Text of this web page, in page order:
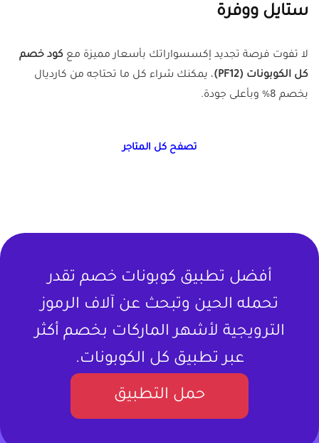
ستايل ووفرة
لا تفوت فرصة تجديد إكسسواراتك بأسعار مميزة مع كود خصم
كل الكوبونات (PF12)
، يمكنك شراء كل ما تحتاجه من كارديال
بخصم 8% وبأعلى جودة.
تصفح كل المتاجر
أفضل تطبيق كوبونات خصم تقدر
تحمله الحين وتبحث عن آلاف الرموز
الترويجية لأشهر الماركات بخصم أكثر
عبر تطبيق كل الكوبونات.
حمل التطبيق